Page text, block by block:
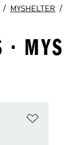
MYSHELTER
·